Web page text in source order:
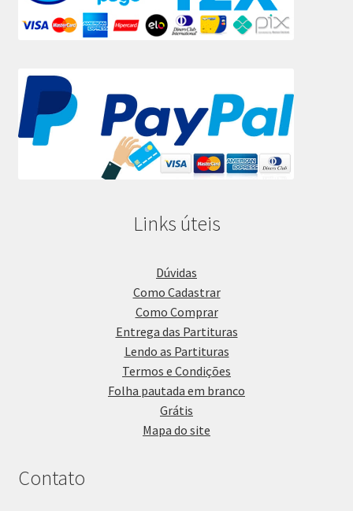
Links úteis
Dúvidas
Como Cadastrar
Como Comprar
Entrega das Partituras
Lendo as Partituras
Termos e Condições
Folha pautada em branco
Grátis
Mapa do site
Contato